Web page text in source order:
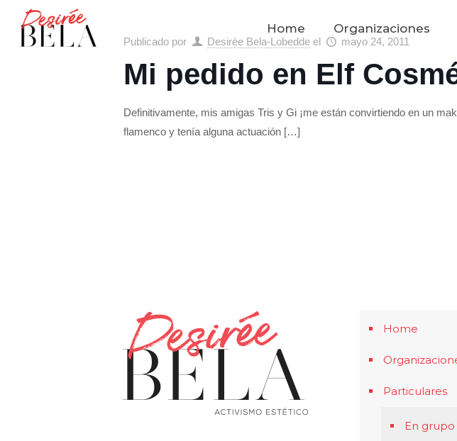
Home Organizaciones
Publicado por Desirée Bela-Lobedde el mayo 24, 2011
Mi pedido en Elf
Definitivamente, mis amigas Tris y Gi ¡me están convirtiendo en un
flamenco y tenía alguna actuación […]
Home
Particulares
En grupo